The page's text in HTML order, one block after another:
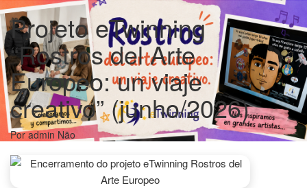
Projeto eTwinning
“Rostros del Arte
Europeo: un viaje
creativo” (junho/2026)
Poradmin Não